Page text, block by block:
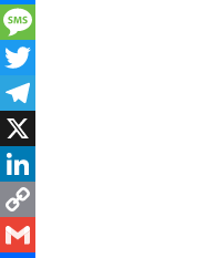
Messenger
Message
Twitter
Telegram
X
LinkedIn
Copy